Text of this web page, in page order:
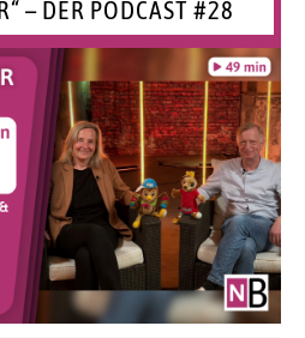
– DER PODCAST #28